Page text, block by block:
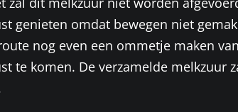
genieten omdat bewegen niet
nog even een ommetje maken
komen. De verzamelde melkzuur